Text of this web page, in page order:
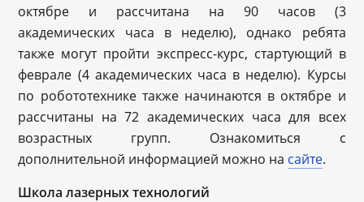
октябре и рассчитана на 90 часов (3
академических часа в неделю), однако ребята
также могут пройти экспресс-курс, стартующий в
феврале (4 академических часа в неделю). Курсы
по робототехнике также начинаются в октябре и
рассчитаны на 72 академических часа для всех
возрастных групп. Ознакомиться с
дополнительной информацией можно на сайте.
Школа лазерных технологий